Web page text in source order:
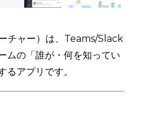
チャー）は、Teams/Slack
ムの「誰が・何を知ってい
るアプリです。